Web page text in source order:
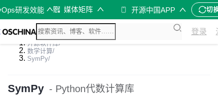
研发效能 媒体矩阵 开源中国APP 切
登录
开源软件库/
数学计算/
SymPy/
SymPy - Python代数计算库